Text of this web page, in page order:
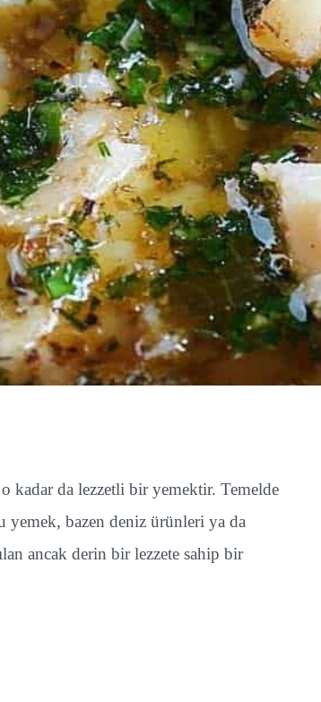
kadar da lezzetli bir yemektir. Temelde
yemek, bazen deniz ürünleri ya da
ancak derin bir lezzete sahip bir